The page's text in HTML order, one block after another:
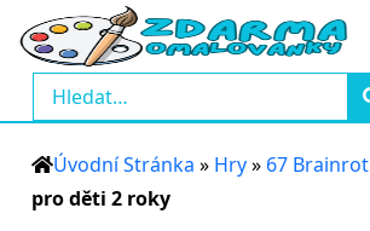
Úvodní Stránka » Hry» 67 Brainrot
pro děti 2 roky